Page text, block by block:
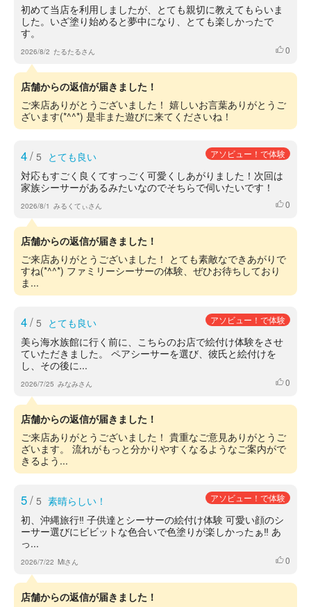
初めて当店を利用しましたが、とても親切に教えてもらいま
した。いざ塗り始めると夢中になり、とても楽しかったで
す。
2026/8/2 たるたるさん いいね
0
店舗からの返信が届きました！
ご来店ありがとうございました！ 嬉しいお言葉ありがとうご
ざいます(*^^*) 是非また遊びに来てくださいね！
4/ 5 とても良い アソビュー！で体験
対応もすごく良くてすっごく可愛くしあがりました！次回は
家族シーサーがあるみたいなのでそちらで伺いたいです！
2026/8/1 みるくてぃさん いいね
0
店舗からの返信が届きました！
ご来店ありがとうございました！ とても素敵なできあがりで
すね(*^^*) ファミリーシーサーの体験、ぜひお待ちしており
ま...
4/ 5 とても良い アソビュー！で体験
美ら海水族館に行く前に、こちらのお店で絵付け体験をさせ
ていただきました。 ペアシーサーを選び、彼氏と絵付けを
し、その後に...
2026/7/25 みなみさん いいね
0
店舗からの返信が届きました！
ご来店ありがとうございました！ 貴重なご意見ありがとうご
ざいます。 流れがもっと分かりやすくなるようなご案内がで
きるよう...
5/ 5 素晴らしい！ アソビュー！で体験
初、沖縄旅行‼︎ 子供達とシーサーの絵付け体験 可愛い顔のシ
ーサー選びにビビットな色合いで色塗りが楽しかったぁ‼︎ あ
っ...
2026/7/22 Miさん いいね
0
店舗からの返信が届きました！